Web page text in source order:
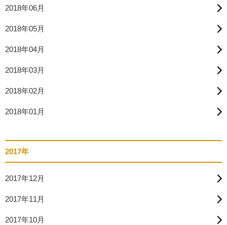
2018年06月
2018年05月
2018年04月
2018年03月
2018年02月
2018年01月
2017年
2017年12月
2017年11月
2017年10月